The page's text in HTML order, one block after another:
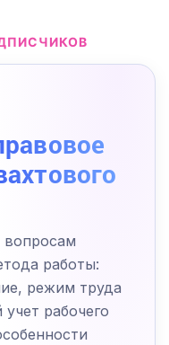
вопросам
работы:
режим труда
рабочего